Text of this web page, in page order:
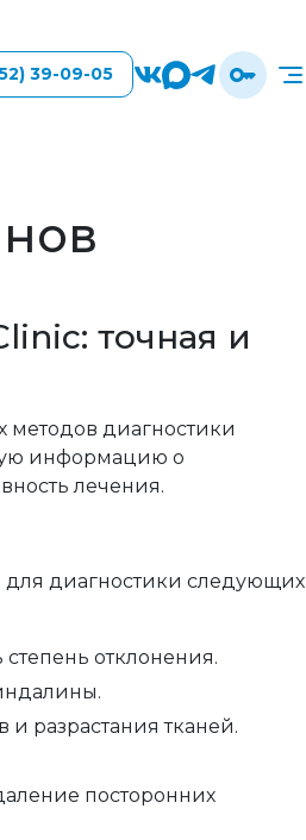
39-09-05
точная и
диагностики
информацию о
лечения.
диагностики следующих
отклонения.
разрастания тканей.
посторонних